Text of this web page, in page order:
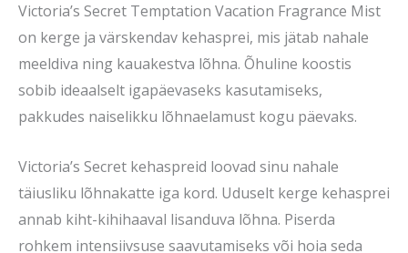
Victoria’s Secret Temptation Vacation Fragrance Mist
on kerge ja värskendav kehasprei, mis jätab nahale
meeldiva ning kauakestva lõhna. Õhuline koostis
sobib ideaalselt igapäevaseks kasutamiseks,
pakkudes naiselikku lõhnaelamust kogu päevaks.
Victoria’s Secret kehaspreid loovad sinu nahale
täiusliku lõhnakatte iga kord. Uduselt kerge kehasprei
annab kiht-kihihaaval lisanduva lõhna. Piserda
rohkem intensiivsuse saavutamiseks või hoia seda